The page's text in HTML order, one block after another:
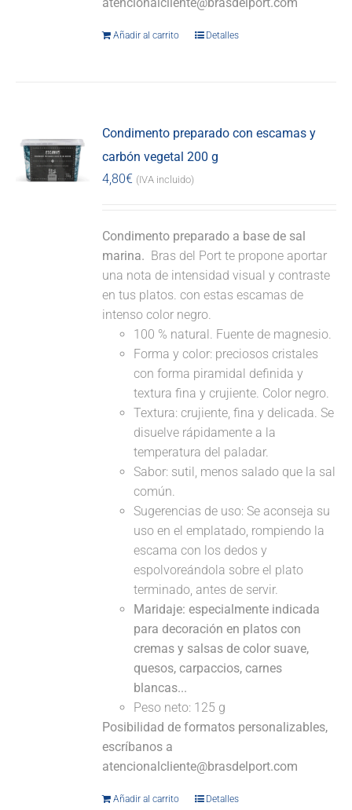
atencionalcliente@brasdelport.com
Añadir al carrito Detalles
Condimento preparado con escamas y
carbón vegetal 200 g
4,80€ (IVA incluido)
Condimento preparado a base de sal
marina. Bras del Port te propone aportar
una nota de intensidad visual y contraste
en tus platos. con estas escamas de
intenso color negro.
100 % natural. Fuente de magnesio.
Forma y color: preciosos cristales
con forma piramidal definida y
textura fina y crujiente. Color negro.
Textura: crujiente, fina y delicada. Se
disuelve rápidamente a la
temperatura del paladar.
Sabor: sutil, menos salado que la sal
común.
Sugerencias de uso: Se aconseja su
uso en el emplatado, rompiendo la
escama con los dedos y
espolvoreándola sobre el plato
terminado, antes de servir.
Maridaje: especialmente indicada
para decoración en platos con
cremas y salsas de color suave,
quesos, carpaccios, carnes
blancas...
Peso neto: 125 g
Posibilidad de formatos personalizables,
escríbanos a
atencionalcliente@brasdelport.com
Añadir al carrito Detalles